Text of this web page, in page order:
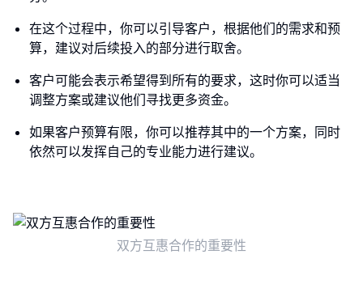
在这个过程中，你可以引导客户，根据他们的需求和预
算，建议对后续投入的部分进行取舍。
客户可能会表示希望得到所有的要求，这时你可以适当
调整方案或建议他们寻找更多资金。
如果客户预算有限，你可以推荐其中的一个方案，同时
依然可以发挥自己的专业能力进行建议。
双方互惠合作的重要性